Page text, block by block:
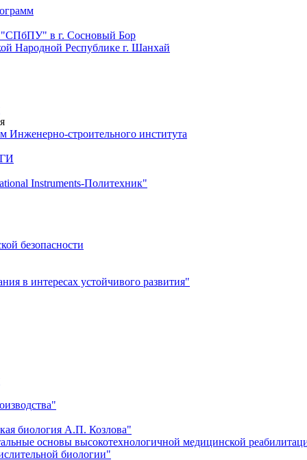
"СПбПУ" в г. Сосновый Бор
Народной Республике г. Шанхай
строительного института
Instruments-Политехник"
безопасности
в интересах устойчивого развития"
биология А.П. Козлова"
основы высокотехнологичной медицинской
биологии"